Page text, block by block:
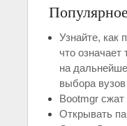
Популярное
Узнайте, как
что означает
на
выбора
Bootmgr сжат
Открывать